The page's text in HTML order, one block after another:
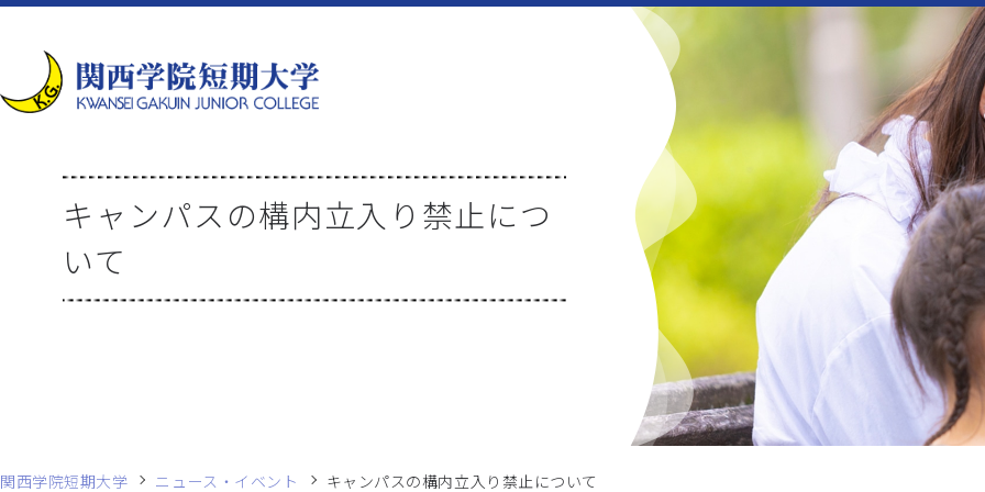
キャンパスの構内立入り禁止につ
いて
関西学院短期大学 ニュース・イベント キャンパスの構内立入り禁止について